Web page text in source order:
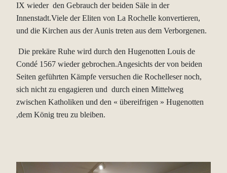
IX wieder den Gebrauch der beiden Säle in der
Innenstadt.Viele der Eliten von La Rochelle konvertieren,
und die Kirchen aus der Aunis treten aus dem Verborgenen.
Die prekäre Ruhe wird durch den Hugenotten Louis de
Condé 1567 wieder gebrochen.Angesichts der von beiden
Seiten geführten Kämpfe versuchen die Rochelleser noch,
sich nicht zu engagieren und durch einen Mittelweg
zwischen Katholiken und den « übereifrigen » Hugenotten
,dem König treu zu bleiben.